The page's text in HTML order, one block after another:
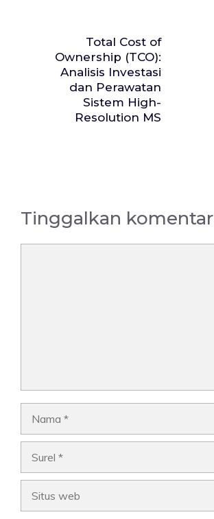
Total Cost of
Ownership (TCO):
Analisis Investasi
dan Perawatan
Sistem High-
Resolution MS
Tinggalkan komentar